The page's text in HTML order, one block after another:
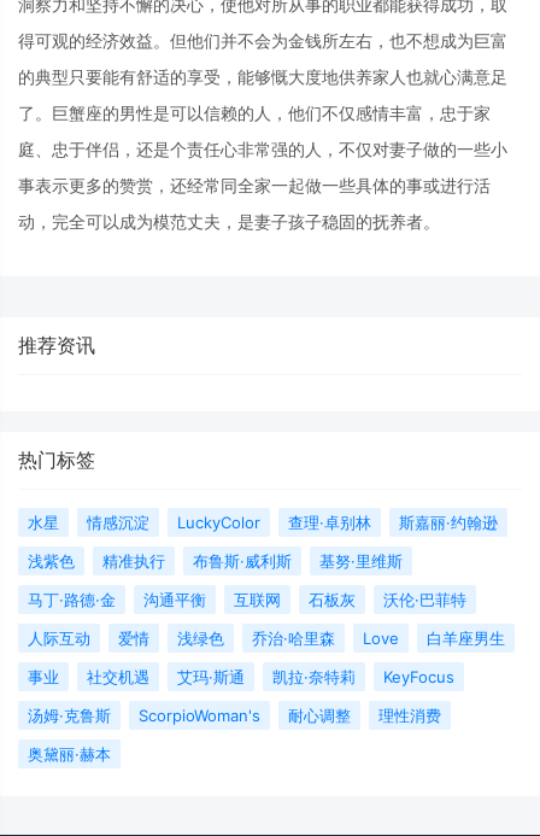
得可观的经济效益。但他们并不会为金钱所左右，也不想成为巨富
的典型只要能有舒适的享受，能够慨大度地供养家人也就心满意足
了。巨蟹座的男性是可以信赖的人，他们不仅感情丰富，忠于家
庭、忠于伴侣，还是个责任心非常强的人，不仅对妻子做的一些小
事表示更多的赞赏，还经常同全家一起做一些具体的事或进行活
动，完全可以成为模范丈夫，是妻子孩子稳固的抚养者。
推荐资讯
热门标签
水星 情感沉淀 LuckyColor 查理·卓别林
斯嘉丽·约翰逊
浅紫色
精准执行 布鲁斯·威利斯
基努·里维斯
马丁·路德·金
沟通平衡 互联网 石板灰
沃伦·巴菲特
人际互动
爱情 浅绿色 乔治·哈里森 Love
白羊座男生
事业
社交机遇 艾玛·斯通 凯拉·奈特莉
KeyFocus
汤姆·克鲁斯
ScorpioWoman's 耐心调整
理性消费
奥黛丽·赫本